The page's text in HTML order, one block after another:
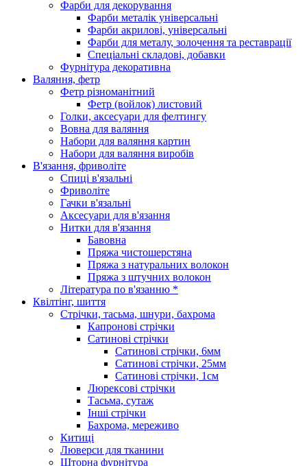
Фарби для декорування
Фарби металік універсальні
Фарби акрилові, універсальні
Фарби для металу, золочення та реставрації
Спеціальні складові, добавки
Фурнітура декоративна
Валяння, фетр
Фетр різноманітний
Фетр (войлок) листовий
Голки, аксесуари для фелтингу
Вовна для валяння
Набори для валяння картин
Набори для валяння виробів
В'язання, фриволіте
Спиці в'язальні
Фриволіте
Гачки в'язальні
Аксесуари для в'язання
Нитки для в'язання
Бавовна
Пряжа чистошерстяна
Пряжа з натуральних волокон
Пряжа з штучних волокон
Література по в'язанню *
Квілтінг, шиття
Стрічки, тасьма, шнури, бахрома
Капронові стрічки
Сатинові стрічки
Сатинові стрічки, 6мм
Сатинові стрічки, 25мм
Сатинові стрічки, 1см
Люрексові стрічки
Тасьма, сутаж
Інші стрічки
Бахрома, мереживо
Китиці
Люверси для тканини
Шторна фурнітура